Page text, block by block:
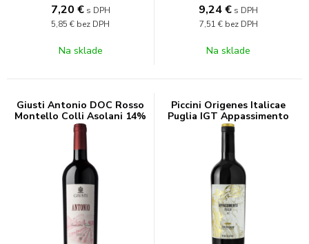
7,20 € s DPH
5,85 € bez DPH
Na sklade
9,24€ s DPH
7,51 € bez DPH
Na sklade
Giusti Antonio DOC Rosso
Montello Colli Asolani 14%
0,75l
Piccini Origenes Italicae
Puglia IGT Appassimento
15% 0,75l